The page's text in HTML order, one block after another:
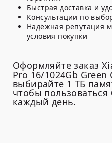
Быстрая доставка и
Консультации по
Надёжная репутация
условия покупки
Оформляйте заказ
Pro 16/1024Gb Green
выбирайте 1 ТБ
чтобы
каждый день.